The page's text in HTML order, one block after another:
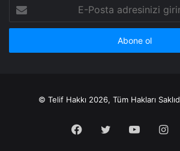
Posta
adresinizi
© Telif Hakkı 2026, Tüm Hakları
Facebook
Twitter YouTube